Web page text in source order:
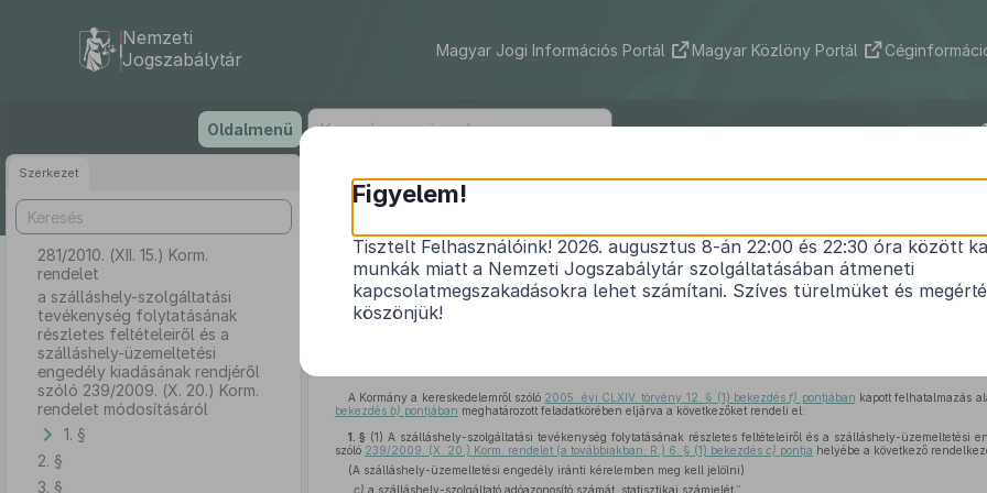
tartalomra
Nemzeti
Jogszabálytár
Magyar Jogi Információs Portál Magyar Közlöny Portál
Oldalmenü
Szerkezet
281/2010. (XII. 15.) Korm.
rendelet
a szálláshely-szolgáltatási
tevékenység folytatásának
részletes feltételeiről és a
szálláshely-üzemeltetési
engedély kiadásának rendjéről
szóló 239/2009. (X. 20.) Korm.
rendelet módosításáról
1. §
2. §
3. §
281/2010. (XII. 15.) Korm. rendelet
a szálláshely-szolgáltatási tevékenység folytatásának részletes
szálláshely-üzemeltetési engedély kiadásának rendjéről szóló
1
A Kormány a kereskedelemről szóló 2005. évi CLXIV. törvény 12. § (1) bekezdésf) pontjában kapott felhatalmazás
bekezdés b) pontjában meghatározott feladatkörében eljárva a következőket rendeli el:
1. § (1) A szálláshely-szolgáltatási tevékenység folytatásának részletes feltételeiről és a szálláshely-üzemeltetési
szóló 239/2009. (X. 20.) Korm. rendelet (a továbbiakban: R.) 6. § (1) bekezdés c) pontja helyébe a következő
(A szálláshely-üzemeltetési engedély iránti kérelemben meg kell jelölni)
c) a szálláshely-szolgáltató adóazonosító számát, statisztikai számjelét,”
Figyelem!
Tisztelt Felhasználóink! 2026. augusztus 8-án 22:00 és 22:30 óra között
munkák miatt a Nemzeti Jogszabálytár szolgáltatásában átmeneti
kapcsolatmegszakadásokra lehet számítani. Szíves türelmüket és
köszönjük!